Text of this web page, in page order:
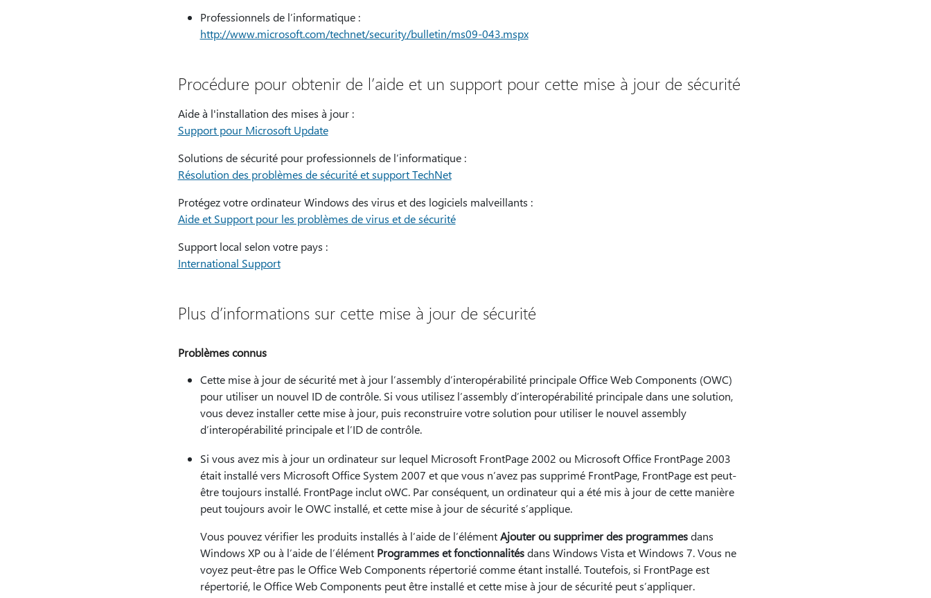
Professionnels de l’informatique :
http://www.microsoft.com/technet/security/bulletin/ms09-043.mspx
Procédure pour obtenir de l’aide et un support pour cette mise à jour de sécurité
Aide à l'installation des mises à jour :
Support pour Microsoft Update
Solutions de sécurité pour professionnels de l’informatique :
Résolution des problèmes de sécurité et support TechNet
Protégez votre ordinateur Windows des virus et des logiciels malveillants :
Aide et Support pour les problèmes de virus et de sécurité
Support local selon votre pays :
International Support
Plus d’informations sur cette mise à jour de sécurité
Problèmes connus
Cette mise à jour de sécurité met à jour l’assembly d’interopérabilité principale Office Web Components (OWC)
pour utiliser un nouvel ID de contrôle. Si vous utilisez l’assembly d’interopérabilité principale dans une solution,
vous devez installer cette mise à jour, puis reconstruire votre solution pour utiliser le nouvel assembly
d’interopérabilité principale et l’ID de contrôle.
Si vous avez mis à jour un ordinateur sur lequel Microsoft FrontPage 2002 ou Microsoft Office FrontPage 2003
était installé vers Microsoft Office System 2007 et que vous n’avez pas supprimé FrontPage, FrontPage est peut-
être toujours installé. FrontPage inclut oWC. Par conséquent, un ordinateur qui a été mis à jour de cette manière
peut toujours avoir le OWC installé, et cette mise à jour de sécurité s’applique.
Vous pouvez vérifier les produits installés à l’aide de l’élémentAjouter ou supprimer des programmesdans
Windows XP ou à l’aide de l’élément Programmes et fonctionnalitésdans Windows Vista et Windows 7. Vous ne
voyez peut-être pas le Office Web Components répertorié comme étant installé. Toutefois, si FrontPage est
répertorié, le Office Web Components peut être installé et cette mise à jour de sécurité peut s’appliquer.